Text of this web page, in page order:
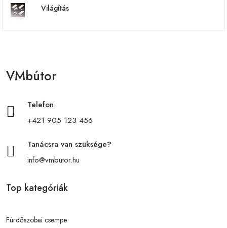
Világítás
VMbútor
Telefon
+421 905 123 456
Tanácsra van szüksége?
info@vmbutor.hu
Top kategóriák
Fürdőszobai csempe